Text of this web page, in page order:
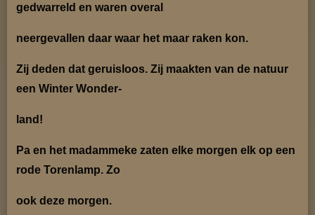
gedwarreld en waren overal
neergevallen daar waar het maar raken kon.
Zij deden dat geruisloos. Zij maakten van de natuur
een Winter Wonder-
land!
Pa en het madammeke zaten elke morgen elk op een
rode Torenlamp. Zo
ook deze morgen.